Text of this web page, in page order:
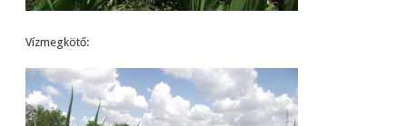
Vízmegkötő: